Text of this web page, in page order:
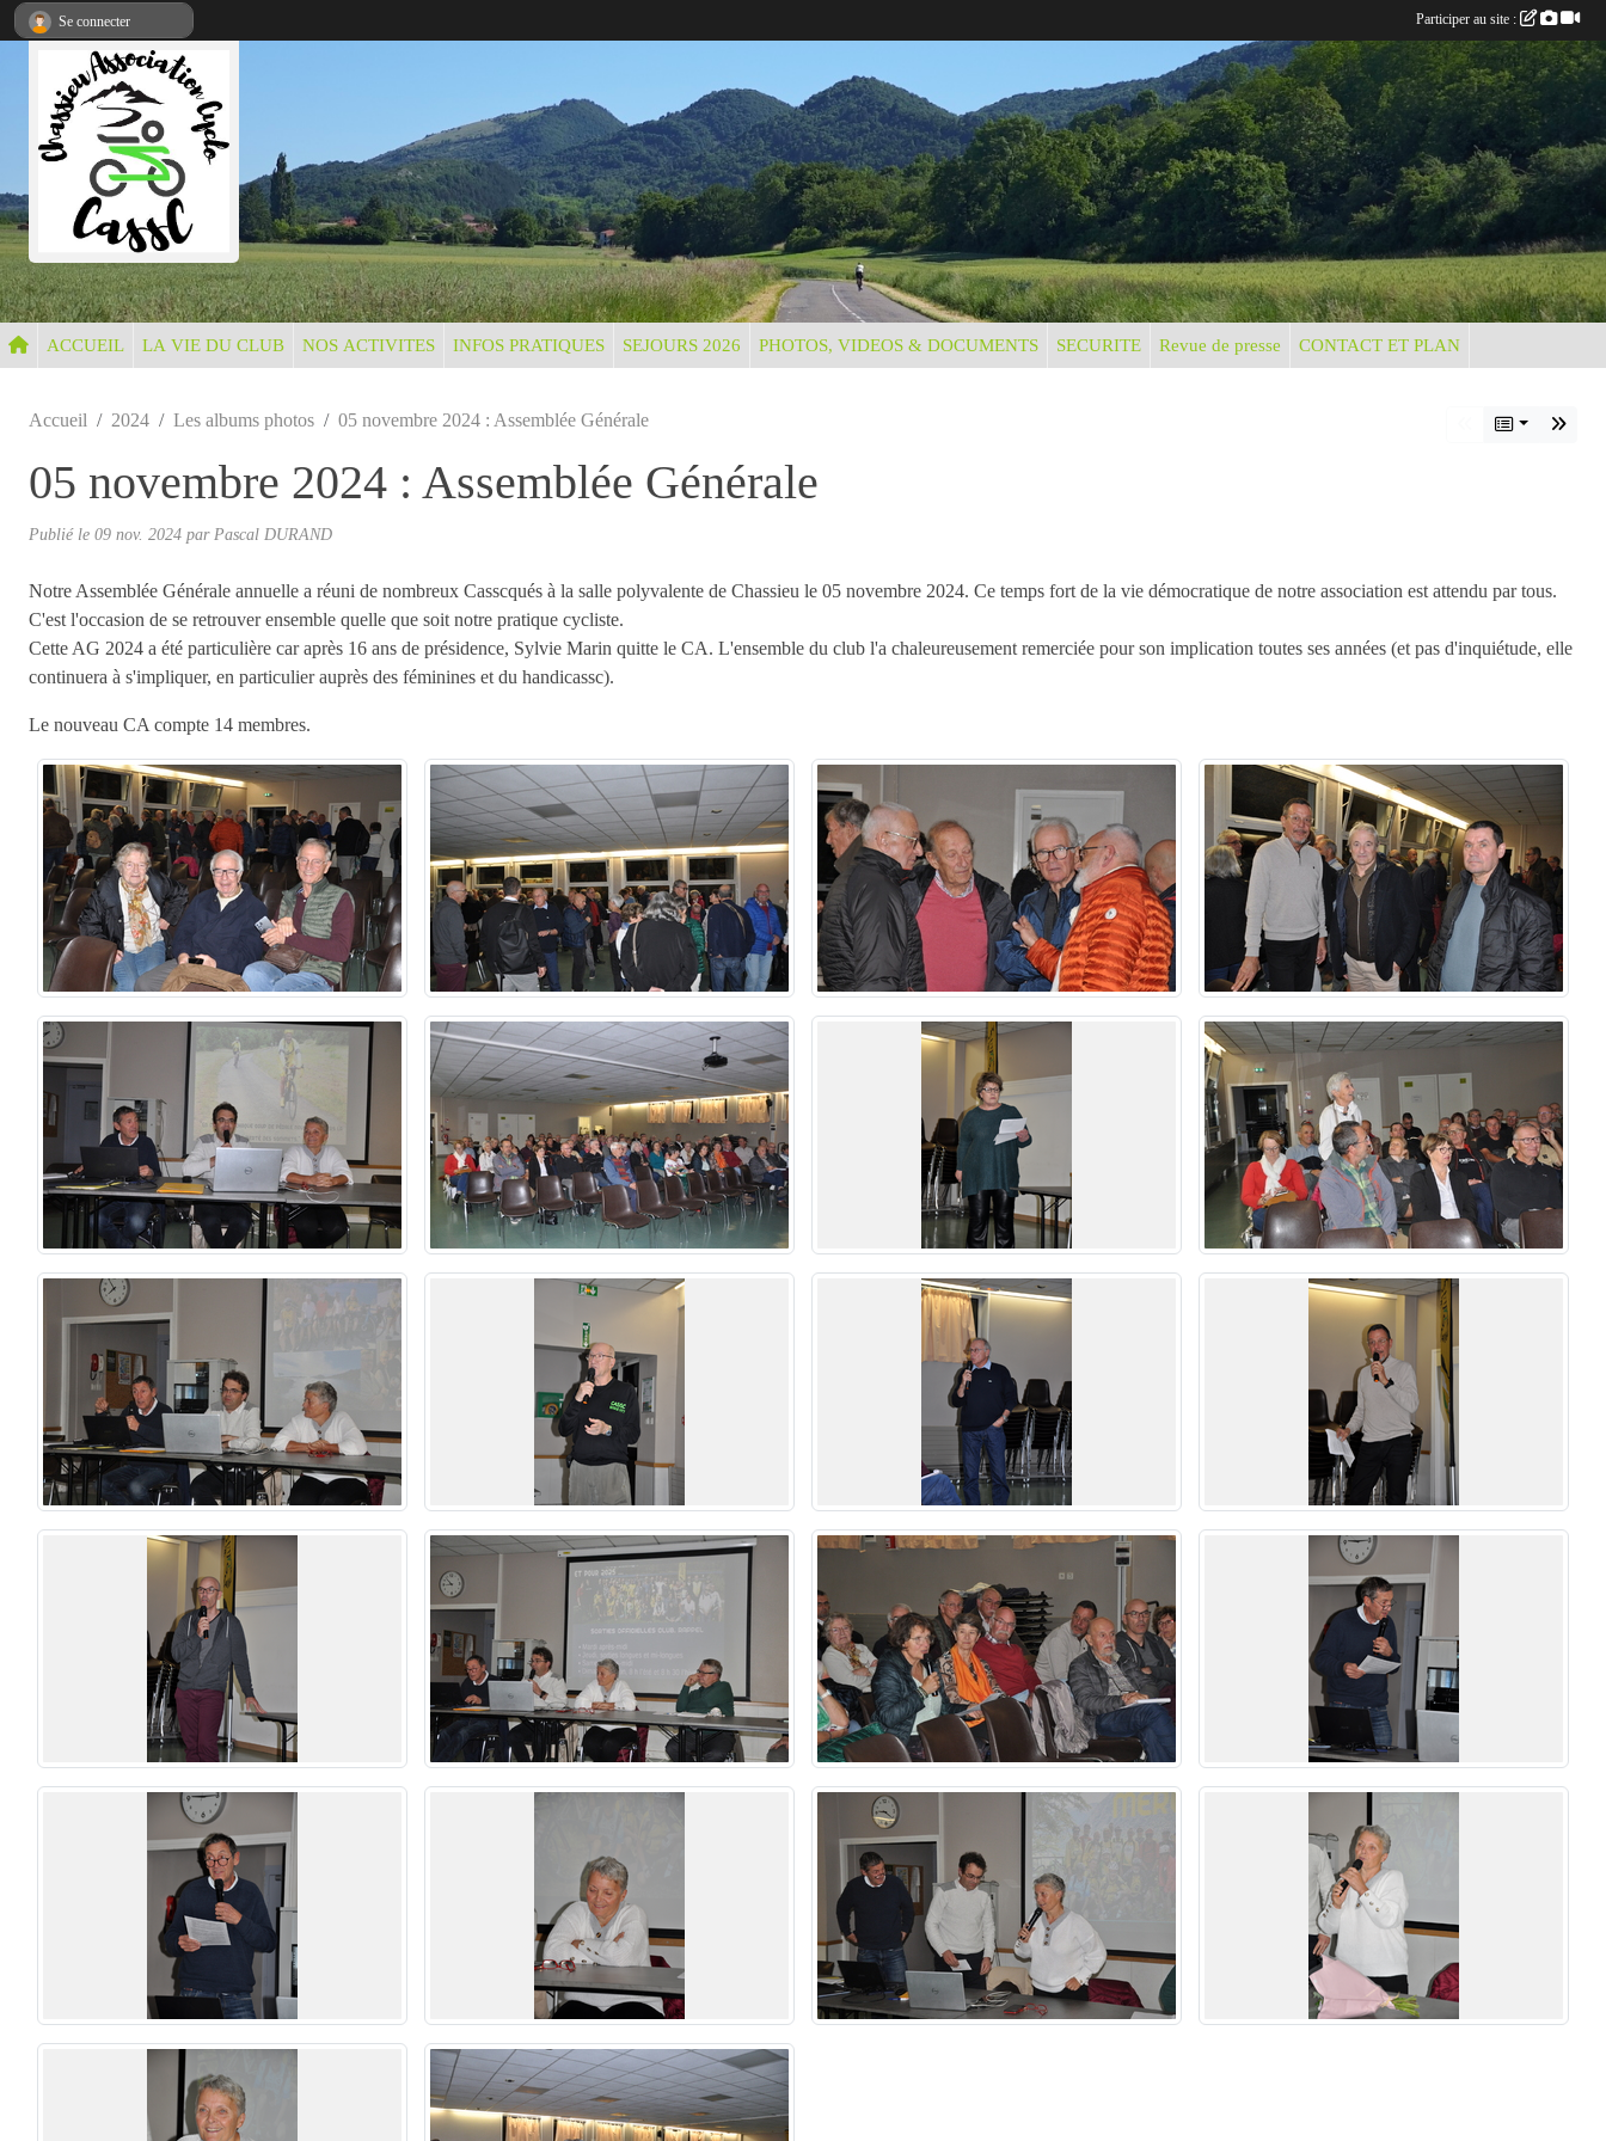
ACCUEIL LA VIE DU CLUB NOS ACTIVITES INFOS PRATIQUES SEJOURS 2026 PHOTOS, VIDEOS & DOCUMENTS SECURITE Revue de presse CONTACT ET PLAN
Accueil 2024 Les albums photos 05 novembre 2024 : Assemblée Générale
05 novembre 2024 : Assemblée Générale
Publié le 09 nov. 2024 par Pascal DURAND
Notre Assemblée Générale annuelle a réuni de nombreux Casscqués à la salle polyvalente de Chassieu le 05 novembre 2024. Ce temps fort de la vie démocratique de notre association est attendu par tous.
C'est l'occasion de se retrouver ensemble quelle que soit notre pratique cycliste.
Cette AG 2024 a été particulière car après 16 ans de présidence, Sylvie Marin quitte le CA. L'ensemble du club l'a chaleureusement remerciée pour son implication toutes ses années (et pas d'inquiétude, elle
continuera à s'impliquer, en particulier auprès des féminines et du handicassc).
Le nouveau CA compte 14 membres.
Se connecter Participer au site :
Panneau de gestion des cookies